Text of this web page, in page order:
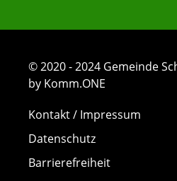
© 2020 - 2024 Gemeinde
by Komm.ONE
Kontakt / Impressum
Datenschutz
Barrierefreiheit